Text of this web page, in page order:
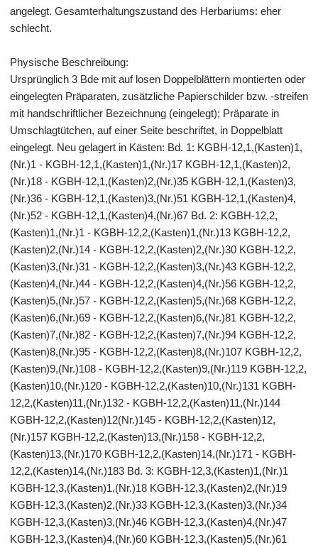
angelegt. Gesamterhaltungszustand des Herbariums: eher
schlecht.
Physische Beschreibung:
Ursprünglich 3 Bde mit auf losen Doppelblättern montierten oder
eingelegten Präparaten, zusätzliche Papierschilder bzw. -streifen
mit handschriftlicher Bezeichnung (eingelegt); Präparate in
Umschlagtütchen, auf einer Seite beschriftet, in Doppelblatt
eingelegt. Neu gelagert in Kästen: Bd. 1: KGBH-12,1,(Kasten)1,
(Nr.)1 - KGBH-12,1,(Kasten)1,(Nr.)17 KGBH-12,1,(Kasten)2,
(Nr.)18 - KGBH-12,1,(Kasten)2,(Nr.)35 KGBH-12,1,(Kasten)3,
(Nr.)36 - KGBH-12,1,(Kasten)3,(Nr.)51 KGBH-12,1,(Kasten)4,
(Nr.)52 - KGBH-12,1,(Kasten)4,(Nr.)67 Bd. 2: KGBH-12,2,
(Kasten)1,(Nr.)1 - KGBH-12,2,(Kasten)1,(Nr.)13 KGBH-12,2,
(Kasten)2,(Nr.)14 - KGBH-12,2,(Kasten)2,(Nr.)30 KGBH-12,2,
(Kasten)3,(Nr.)31 - KGBH-12,2,(Kasten)3,(Nr.)43 KGBH-12,2,
(Kasten)4,(Nr.)44 - KGBH-12,2,(Kasten)4,(Nr.)56 KGBH-12,2,
(Kasten)5,(Nr.)57 - KGBH-12,2,(Kasten)5,(Nr.)68 KGBH-12,2,
(Kasten)6,(Nr.)69 - KGBH-12,2,(Kasten)6,(Nr.)81 KGBH-12,2,
(Kasten)7,(Nr.)82 - KGBH-12,2,(Kasten)7,(Nr.)94 KGBH-12,2,
(Kasten)8,(Nr.)95 - KGBH-12,2,(Kasten)8,(Nr.)107 KGBH-12,2,
(Kasten)9,(Nr.)108 - KGBH-12,2,(Kasten)9,(Nr.)119 KGBH-12,2,
(Kasten)10,(Nr.)120 - KGBH-12,2,(Kasten)10,(Nr.)131 KGBH-
12,2,(Kasten)11,(Nr.)132 - KGBH-12,2,(Kasten)11,(Nr.)144
KGBH-12,2,(Kasten)12(Nr.)145 - KGBH-12,2,(Kasten)12,
(Nr.)157 KGBH-12,2,(Kasten)13,(Nr.)158 - KGBH-12,2,
(Kasten)13,(Nr.)170 KGBH-12,2,(Kasten)14,(Nr.)171 - KGBH-
12,2,(Kasten)14,(Nr.)183 Bd. 3: KGBH-12,3,(Kasten)1,(Nr.)1
KGBH-12,3,(Kasten)1,(Nr.)18 KGBH-12,3,(Kasten)2,(Nr.)19
KGBH-12,3,(Kasten)2,(Nr.)33 KGBH-12,3,(Kasten)3,(Nr.)34
KGBH-12,3,(Kasten)3,(Nr.)46 KGBH-12,3,(Kasten)4,(Nr.)47
KGBH-12,3,(Kasten)4,(Nr.)60 KGBH-12,3,(Kasten)5,(Nr.)61